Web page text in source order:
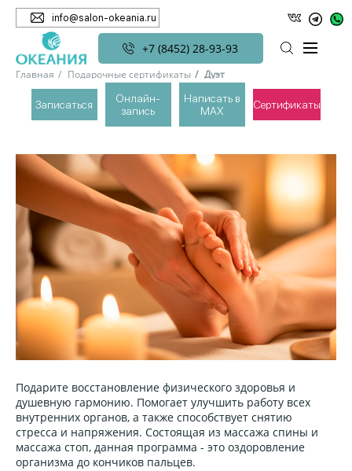
info@salon-okeania.ru
+7 (8452) 28-93-93
Записаться
Онлайн-
запись
Написать в
MAX
Сертификаты
Главная Подарочные сертификаты Дуэт
ДУЭТ
Подарите восстановление физического здоровья и
душевную гармонию. Помогает улучшить работу всех
внутренних органов, а также способствует снятию
стресса и напряжения. Состоящая из массажа спины и
массажа стоп, данная программа - это оздоровление
организма до кончиков пальцев.